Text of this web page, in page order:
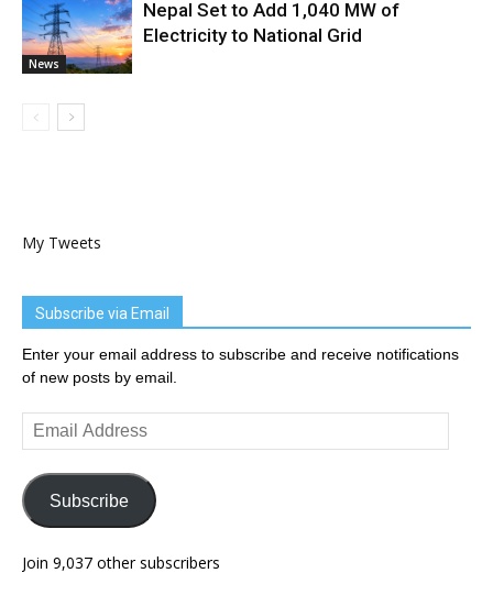
News
Nepal Set to Add 1,040 MW of
Electricity to National Grid
My Tweets
Subscribe via Email
Enter your email address to subscribe and receive notifications
of new posts by email.
Email
Address
Subscribe
Join 9,037 other subscribers